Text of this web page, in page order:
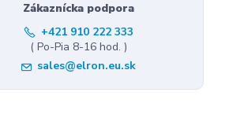
Zákaznícka podpora
+421 910 222 333
( Po-Pia 8-16 hod. )
sales@elron.eu.sk